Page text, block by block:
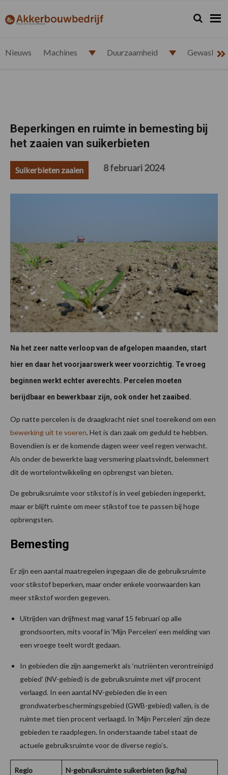
de
de
de
de
akkerbouwbedrijf.nl Zoeken...
Zoek
Nieuws Machines Duurzaamheid
Beperkingen en ruimte in bemesting bij
het zaaien van suikerbieten
Suikerbieten zaaien 8 februari 2024
Na het zeer natte verloop van de afgelopen maanden, start
hier en daar het voorjaarswerk weer voorzichtig. Te vroeg
beginnen werkt echter averechts. Percelen moeten
berijdbaar en bewerkbaar zijn, ook onder het zaaibed.
Op natte percelen is de draagkracht niet snel toereikend om een
bewerking uit te voeren. Het is dan zaak om geduld te hebben.
Bovendien is er de komende dagen weer veel regen verwacht.
Als onder de bewerkte laag versmering plaatsvindt, belemmert
dit de wortelontwikkeling en opbrengst van bieten.
De gebruiksruimte voor stikstof is in veel gebieden ingeperkt,
maar er blijft ruimte om meer stikstof toe te passen bij hoge
opbrengsten.
Bemesting
Er zijn een aantal maatregelen ingegaan die de gebruiksruimte
voor stikstof beperken, maar onder enkele voorwaarden kan
meer stikstof worden gegeven.
Uitrijden van drijfmest mag vanaf 15 februari op alle
grondsoorten, mits vooraf in ‘Mijn Percelen’ een melding van
een vroege teelt wordt gedaan.
In gebieden die zijn aangemerkt als ‘nutriënten verontreinigd
gebied’ (NV-gebied) is de gebruiksruimte met vijf procent
verlaagd. In een aantal NV-gebieden die in een
grondwaterbeschermingsgebied (GWB-gebied) vallen, is de
ruimte met tien procent verlaagd. In ‘Mijn Percelen’ zijn deze
gebieden te raadplegen. In onderstaande tabel staat de
actuele gebruiksruimte voor de diverse regio’s.
Regio N-gebruiksruimte suikerbieten (kg/ha)